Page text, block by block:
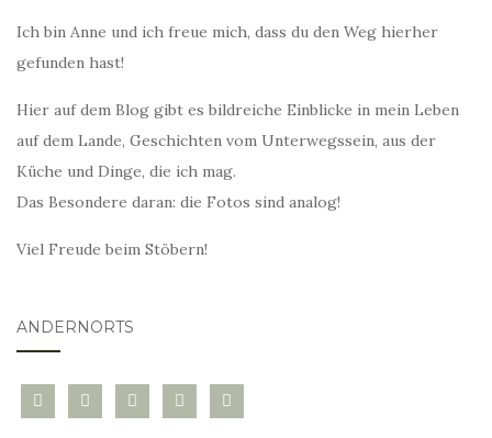
Ich bin Anne und ich freue mich, dass du den Weg hierher
gefunden hast!
Hier auf dem Blog gibt es bildreiche Einblicke in mein Leben
auf dem Lande, Geschichten vom Unterwegssein, aus der
Küche und Dinge, die ich mag.
Das Besondere daran: die Fotos sind analog!
Viel Freude beim Stöbern!
ANDERNORTS
bloglovininstagramtwitter pinterest
mail